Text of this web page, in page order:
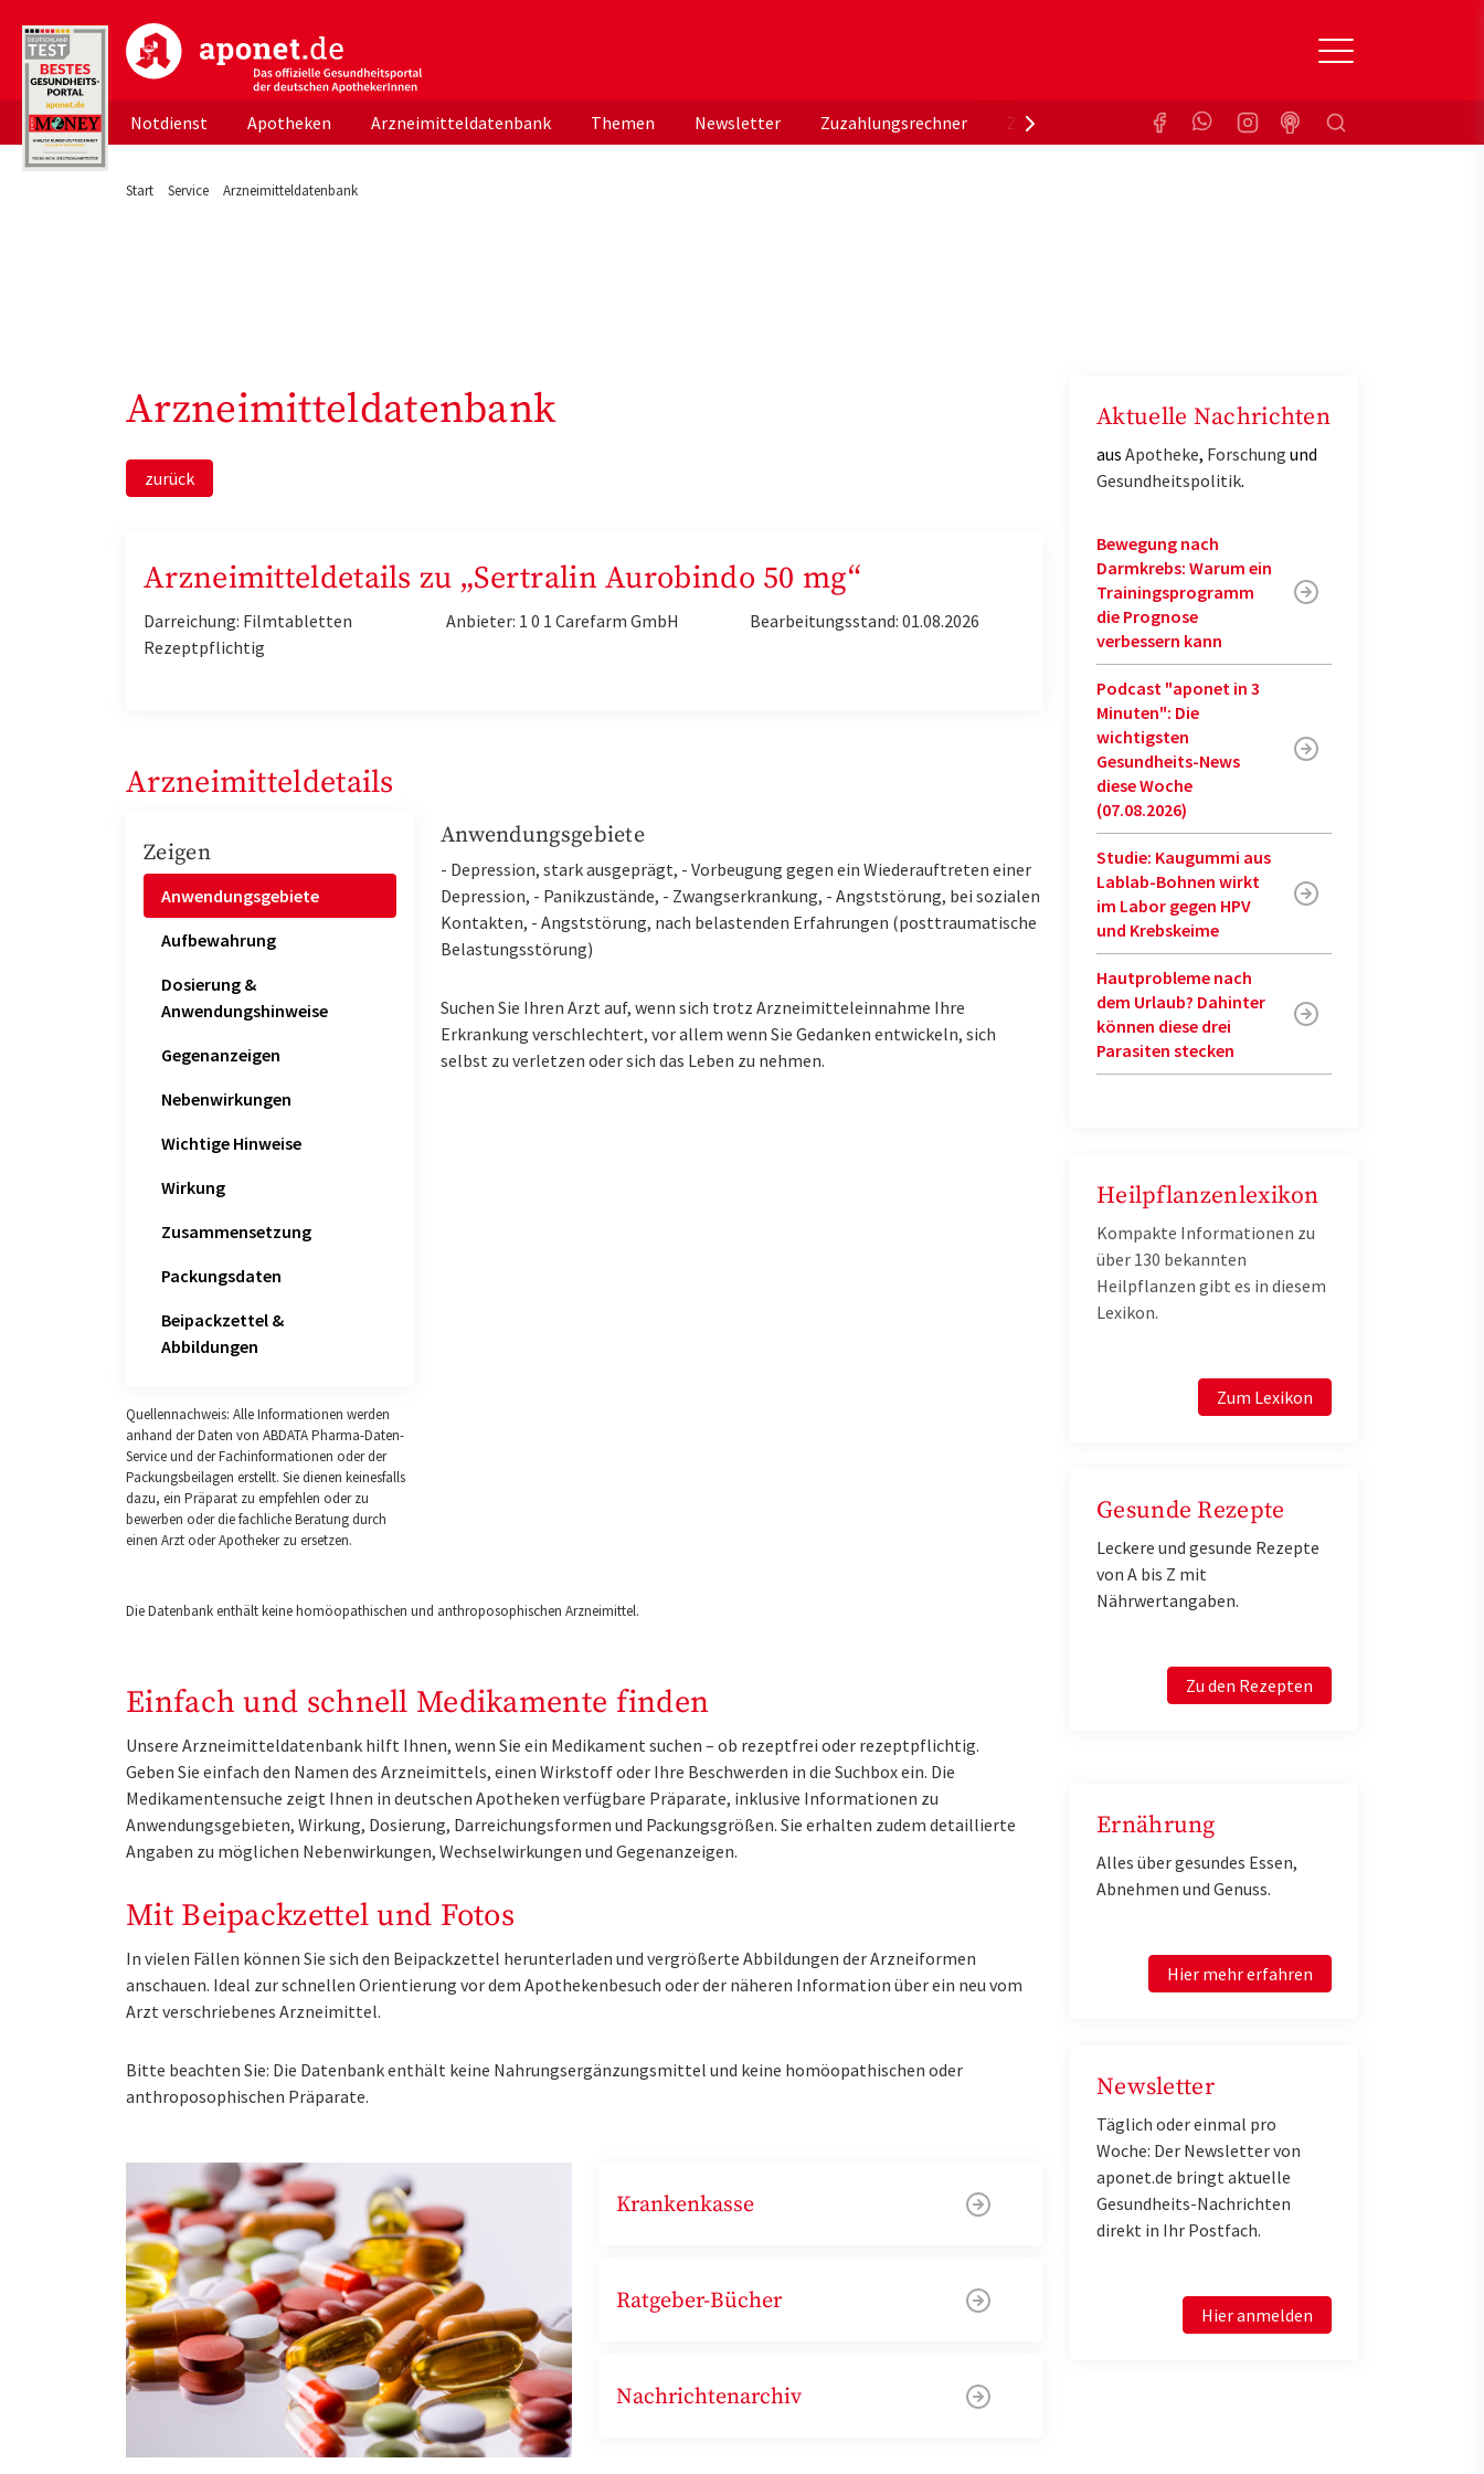
aponet.de - Das offizielle Gesundheitsportal der deutschen ApothekerInnen
Notdienst Apotheken Arzneimitteldatenbank Themen Newsletter Zuzahlungsrechner Zuzahlungsbefreiung KrankenkasseSuchen
Start Service Arzneimitteldatenbank
Arzneimitteldatenbank
zurück
Arzneimitteldetails zu „Sertralin Aurobindo 50 mg“
Darreichung: Filmtabletten
Rezeptpflichtig
Anbieter: 1 0 1 Carefarm GmbH Bearbeitungsstand: 01.08.2026
Arzneimitteldetails
Zeigen
Anwendungsgebiete
Aufbewahrung
Dosierung &
Anwendungshinweise
Gegenanzeigen
Nebenwirkungen
Wichtige Hinweise
Wirkung
Zusammensetzung
Packungsdaten
Beipackzettel &
Abbildungen
Quellennachweis: Alle Informationen werden
anhand der Daten von ABDATA Pharma-Daten-
Service und der Fachinformationen oder der
Packungsbeilagen erstellt. Sie dienen keinesfalls
dazu, ein Präparat zu empfehlen oder zu
bewerben oder die fachliche Beratung durch
einen Arzt oder Apotheker zu ersetzen.
Anwendungsgebiete
- Depression, stark ausgeprägt, - Vorbeugung gegen ein Wiederauftreten einer
Depression, - Panikzustände, - Zwangserkrankung, - Angststörung, bei sozialen
Kontakten, - Angststörung, nach belastenden Erfahrungen (posttraumatische
Belastungsstörung)
Suchen Sie Ihren Arzt auf, wenn sich trotz Arzneimitteleinnahme Ihre
Erkrankung verschlechtert, vor allem wenn Sie Gedanken entwickeln, sich
selbst zu verletzen oder sich das Leben zu nehmen.
Die Datenbank enthält keine homöopathischen und anthroposophischen Arzneimittel.
Einfach und schnell Medikamente finden
Unsere Arzneimitteldatenbank hilft Ihnen, wenn Sie ein Medikament suchen – ob rezeptfrei oder rezeptpflichtig.
Geben Sie einfach den Namen des Arzneimittels, einen Wirkstoff oder Ihre Beschwerden in die Suchbox ein. Die
Medikamentensuche zeigt Ihnen in deutschen Apotheken verfügbare Präparate, inklusive Informationen zu
Anwendungsgebieten, Wirkung, Dosierung, Darreichungsformen und Packungsgrößen. Sie erhalten zudem detaillierte
Angaben zu möglichen Nebenwirkungen, Wechselwirkungen und Gegenanzeigen.
Mit Beipackzettel und Fotos
In vielen Fällen können Sie sich den Beipackzettel herunterladen und vergrößerte Abbildungen der Arzneiformen
anschauen. Ideal zur schnellen Orientierung vor dem Apothekenbesuch oder der näheren Information über ein neu vom
Arzt verschriebenes Arzneimittel.
Bitte beachten Sie: Die Datenbank enthält keine Nahrungsergänzungsmittel und keine homöopathischen oder
anthroposophischen Präparate.
Krankenkasse
Ratgeber-Bücher
Nachrichtenarchiv
Aktuelle Nachrichten
aus Apotheke, Forschung und
Gesundheitspolitik.
Bewegung nach
Darmkrebs: Warum ein
Trainingsprogramm
die Prognose
verbessern kann
Podcast "aponet in 3
Minuten": Die
wichtigsten
Gesundheits-News
diese Woche
(07.08.2026)
Studie: Kaugummi aus
Lablab-Bohnen wirkt
im Labor gegen HPV
und Krebskeime
Hautprobleme nach
dem Urlaub? Dahinter
können diese drei
Parasiten stecken
Heilpflanzenlexikon
Kompakte Informationen zu
über 130 bekannten
Heilpflanzen gibt es in diesem
Lexikon.
Zum Lexikon
Gesunde Rezepte
Leckere und gesunde Rezepte
von A bis Z mit
Nährwertangaben.
Zu den Rezepten
Ernährung
Alles über gesundes Essen,
Abnehmen und Genuss.
Hier mehr erfahren
Newsletter
Täglich oder einmal pro
Woche: Der Newsletter von
aponet.de bringt aktuelle
Gesundheits-Nachrichten
direkt in Ihr Postfach.
Hier anmelden